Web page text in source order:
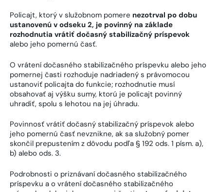
Policajt, ktorý v služobnom pomere nezotrval po dobu
ustanovenú v odseku 2, je povinný na základe
rozhodnutia vrátiť dočasný stabilizačný príspevok
alebo jeho pomernú časť.
O vrátení dočasného stabilizačného príspevku alebo jeho
pomernej časti rozhoduje nadriadený s právomocou
ustanoviť policajta do funkcie; rozhodnutie musí
obsahovať aj výšku sumy, ktorú je policajt povinný
uhradiť, spolu s lehotou na jej úhradu.
Povinnosť vrátiť dočasný stabilizačný príspevok alebo
jeho pomernú časť nevznikne, ak sa služobný pomer
skončil prepustením z dôvodu podľa § 192 ods. 1 písm. a),
b) alebo ods. 3.
Podrobnosti o priznávaní dočasného stabilizačného
príspevku a o vrátení dočasného stabilizačného